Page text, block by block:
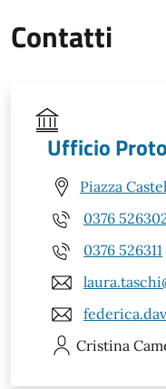
Contatti
Ufficio
Piazza
0376
0376 526311
Cristina